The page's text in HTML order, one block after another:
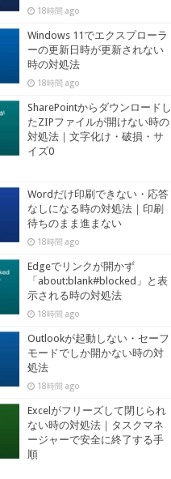
18時間 ago
Windows 11でエクスプローラ
ーの更新日時が更新されない
時の対処法
18時間 ago
SharePointからダウンロードし
たZIPファイルが開けない時の
対処法｜文字化け・破損・サ
イズ0
Wordだけ印刷できない・応答
なしになる時の対処法｜印刷
待ちのまま進まない
18時間 ago
Edgeでリンクが開かず
「about:blank#blocked」と表
示される時の対処法
18時間 ago
Outlookが起動しない・セーフ
モードでしか開かない時の対
処法
18時間 ago
Excelがフリーズして閉じられ
ない時の対処法｜タスクマネ
ージャーで安全に終了する手
順